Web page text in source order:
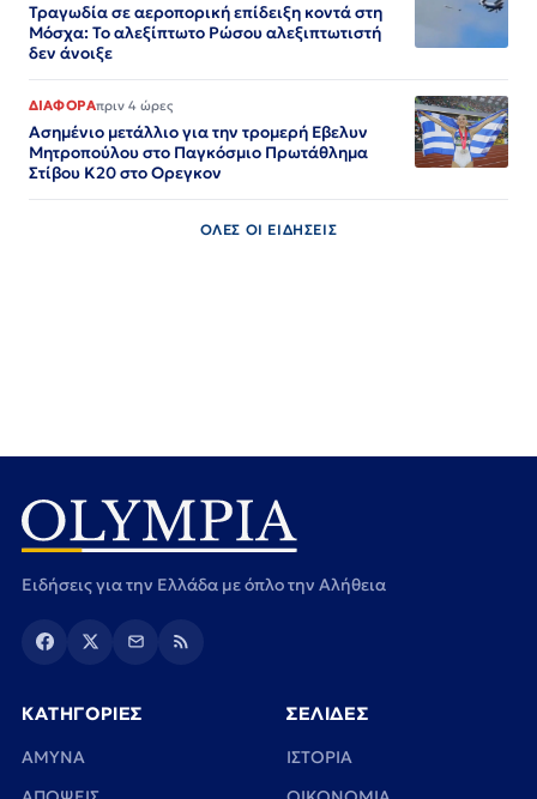
Τραγωδία σε αεροπορική επίδειξη κοντά στη
Μόσχα: Το αλεξίπτωτο Ρώσου αλεξιπτωτιστή
δεν άνοιξε
ΔΙΑΦΟΡΑπριν 4 ώρες
Ασημένιο μετάλλιο για την τρομερή Εβελυν
Μητροπούλου στο Παγκόσμιο Πρωτάθλημα
Στίβου Κ20 στο Ορεγκον
ΟΛΕΣ ΟΙ ΕΙΔΗΣΕΙΣ
Ειδήσεις για την Ελλάδα με όπλο την Αλήθεια
ΚΑΤΗΓΟΡΙΕΣ
ΑΜΥΝΑ
ΣΕΛΙΔΕΣ
ΙΣΤΟΡΙΑ